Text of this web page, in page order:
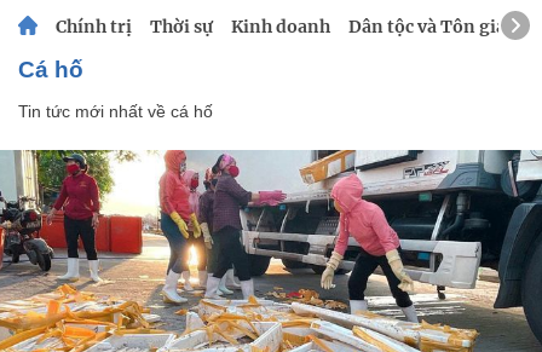
Chính trị Thời sự Kinh doanh Dân tộc và Tôn giáo
cá hố
Tin tức mới nhất về cá hố